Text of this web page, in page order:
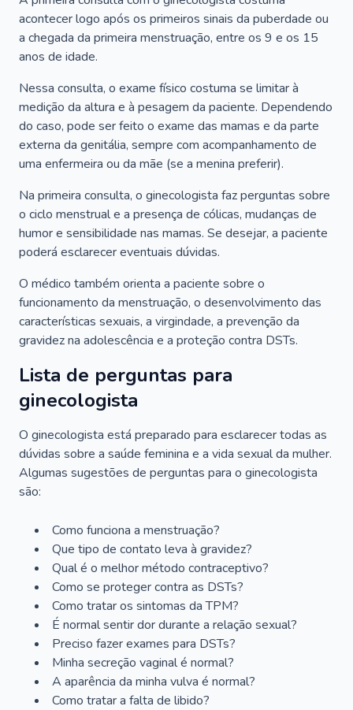
acontecer logo após os primeiros sinais da puberdade ou
a chegada da primeira menstruação, entre os 9 e os 15
anos de idade.
Nessa consulta, o exame físico costuma se limitar à
medição da altura e à pesagem da paciente. Dependendo
do caso, pode ser feito o exame das mamas e da parte
externa da genitália, sempre com acompanhamento de
uma enfermeira ou da mãe (se a menina preferir).
Na primeira consulta, o ginecologista faz perguntas sobre
o ciclo menstrual e a presença de cólicas, mudanças de
humor e sensibilidade nas mamas. Se desejar, a paciente
poderá esclarecer eventuais dúvidas.
O médico também orienta a paciente sobre o
funcionamento da menstruação, o desenvolvimento das
características sexuais, a virgindade, a prevenção da
gravidez na adolescência e a proteção contra DSTs.
Lista de perguntas para
ginecologista
O ginecologista está preparado para esclarecer todas as
dúvidas sobre a saúde feminina e a vida sexual da mulher.
Algumas sugestões de perguntas para o ginecologista
são:
Como funciona a menstruação?
Que tipo de contato leva à gravidez?
Qual é o melhor método contraceptivo?
Como se proteger contra as DSTs?
Como tratar os sintomas da TPM?
É normal sentir dor durante a relação sexual?
Preciso fazer exames para DSTs?
Minha secreção vaginal é normal?
A aparência da minha vulva é normal?
Como tratar a falta de libido?